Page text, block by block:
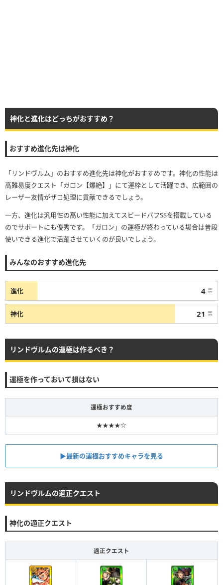
神化と進化はどっちがおすすめ？
おすすめ進化先は神化
「リンドヴルム」のおすすめ進化先は神化がおすすめです。神化の性能は
高難易度クエスト「ガロン【爆絶】」にて運枠として活躍でき、広範囲の
レーザー友情がザコ処理に貢献できるでしょう。
一方、進化は汎用性の高い性能に加えてスピードバフSSを搭載している
のでサポートにも優秀です。「ガロン」の運極が終わっている場合は普段
使いできる進化で活躍させていくのが良いでしょう。
みんなのおすすめ進化先
進化 4 票
神化 21 票
リンドヴルムの運極は作るべき？
運極を作っておいて損はない
運極おすすめ度
★★★★☆
▶最新の運極おすすめキャラを見る
リンドヴルムの適正クエスト
神化の適正クエスト
適正クエスト